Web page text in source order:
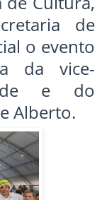
de
o evento
da vice-
e do
Alberto.